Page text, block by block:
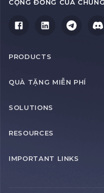
CỘNG ĐỒNG CỦA
PRODUCTS
QUÀ TẶNG MIỄN PHÍ
SOLUTIONS
RESOURCES
IMPORTANT LINKS